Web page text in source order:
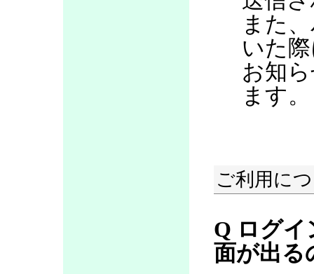
また
いた
お知
ます。
ご利用に
Q ログ
面が出る